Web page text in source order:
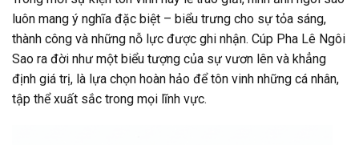
luôn mang ý nghĩa đặc biệt – biểu trưng cho sự tỏa sáng,
thành công và những nỗ lực được ghi nhận. Cúp Pha Lê Ngôi
Sao ra đời như một biểu tượng của sự vươn lên và khẳng
định giá trị, là lựa chọn hoàn hảo để tôn vinh những cá nhân,
tập thể xuất sắc trong mọi lĩnh vực.